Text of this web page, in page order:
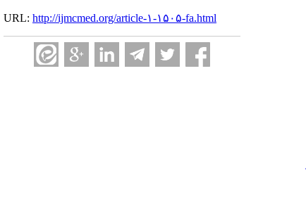
URL: http://ijmcmed.org/article-۱-۱۵۰۵-fa.html